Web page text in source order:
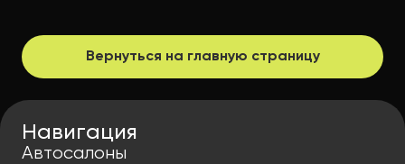
Вернуться на главную страницу
Навигация
Автосалоны